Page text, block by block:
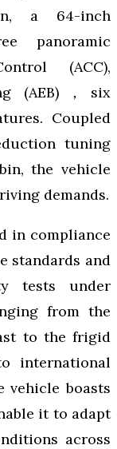
a 64-inch
panoramic
(ACC),
(AEB)，six
Coupled
tuning
the vehicle
demands.
in compliance
standards and
tests under
from the
to the frigid
international
vehicle boasts
it to adapt
across